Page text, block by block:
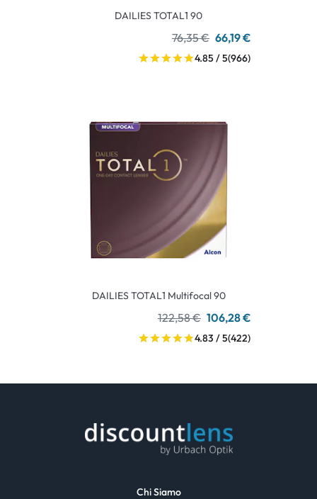
DAILIES TOTAL1 90
76,35 € 66,19 €
4.85 / 5(966)
DAILIES TOTAL1 Multifocal 90
122,58 € 106,28 €
4.83 / 5(422)
Chi Siamo